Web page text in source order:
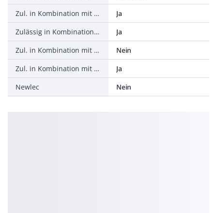
Zul. in Kombination mit Schutzschlauch CSA
Ja
Zulässig in Kombination mit Schutzschlauch nach DIN EN 61386-23
Ja
Zul. in Kombination mit Schutzschlauch FI
Nein
Zul. in Kombination mit Schutzschlauch UL
Ja
Newlec
Nein